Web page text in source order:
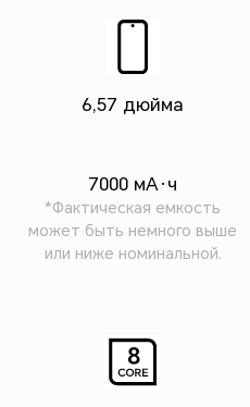
6,57 дюйма
7000 мА·ч
*Фактическая емкость
может быть немного выше
или ниже номинальной.